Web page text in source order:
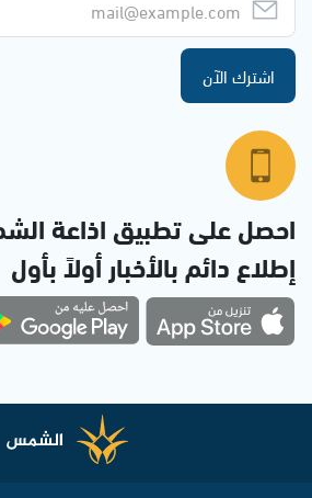
اشترك الآن
احصل على تطبيق اذاعة
إطلاع دائم بالأخبار أولاً بأول